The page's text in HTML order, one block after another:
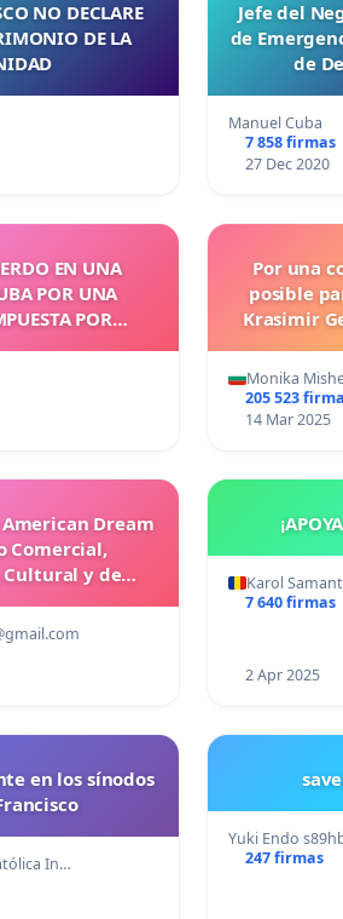
NO DECLARE
DE LA
Jefe del
de
de
Manuel Cuba
7 858 firmas
27 Dec 2020
EN UNA
POR UNA
POR
Por una
posible
Krasimir
más
Monika
205 523
14 Mar 2025
Dream
Comercial,
Cultural y de
Karol
7 640 firmas
2 Apr 2025
en los sínodos
In…
Yuki Endo
247 firmas